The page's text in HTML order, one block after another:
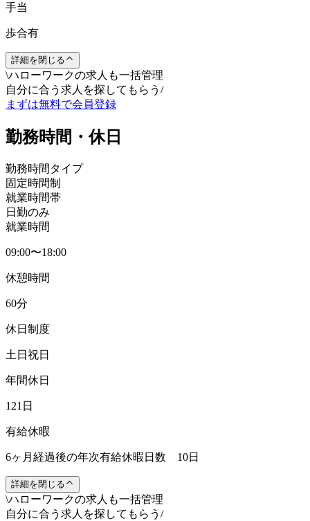
手当
歩合有
詳細を閉じる
\ハローワークの求人も一括管理
自分に合う求人を探してもらう /
まずは無料で会員登録
勤務時間・休日
勤務時間タイプ
固定時間制
就業時間帯
日勤のみ
就業時間
09:00〜18:00
休憩時間
60分
休日制度
土日祝日
年間休日
121日
有給休暇
6ヶ月経過後の年次有給休暇日数 10日
詳細を閉じる
\ハローワークの求人も一括管理
自分に合う求人を探してもらう /